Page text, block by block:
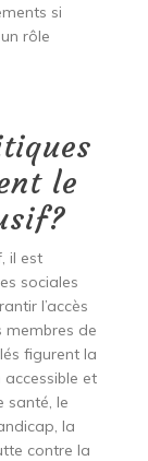
si
rôle
le
il est
sociales
l’accès
de
figurent la
accessible et
santé, le
la
contre la